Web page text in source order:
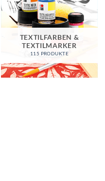
TEXTILFARBEN &
TEXTILMARKER
115 PRODUKTE